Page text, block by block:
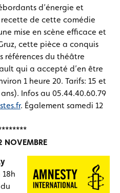
d’énergie et
de cette comédie
mise en scène efficace et
cette pièce a conquis
références du théâtre
qui a accepté d’en être
1 heure 20. Tarifs: 15 et
Infos au 05.44.40.60.79
. Également samedi 12
NOVEMBRE